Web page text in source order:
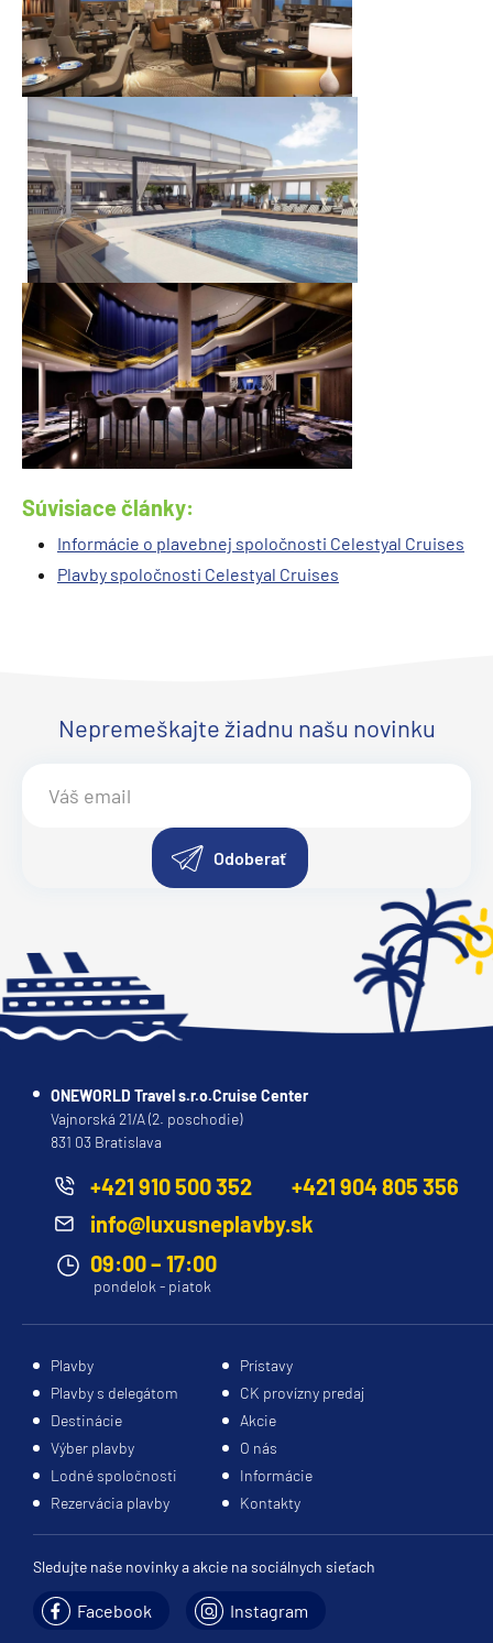
Súvisiace články:
Informácie o plavebnej spoločnosti Celestyal Cruises
Plavby spoločnosti Celestyal Cruises
Nepremeškajte žiadnu našu novinku
Odoberať
ONEWORLD Travel s.r.o.Cruise Center
Vajnorská 21/A (2. poschodie)
831 03 Bratislava
+421 910 500 352
+421 904 805 356
info@luxusneplavby.sk
09:00 – 17:00
pondelok - piatok
Plavby
Prístavy
Plavby s delegátom
CK provízny predaj
Destinácie
Akcie
Výber plavby
O nás
Lodné spoločnosti
Informácie
Rezervácia plavby
Kontakty
Sledujte naše novinky a akcie na sociálnych sieťach
Facebook Instagram